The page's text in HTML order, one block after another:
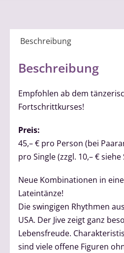
Beschreibung
Beschreibung
Empfohlen ab dem
Fortschrittkurses!
Preis:
45,– € pro Person (bei
pro Single (zzgl. 10,– €
Neue Kombinationen in
Lateintänze!
Die swingigen Rhythmen
USA. Der Jive zeigt ganz
Lebensfreude.
sind viele offene Figuren